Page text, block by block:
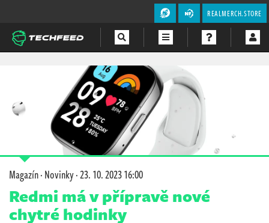
REALMERCH.STORE
Videa
Magazín·Novinky·23. 10. 2023 16:00
Redmi má v přípravě nové
chytré hodinky